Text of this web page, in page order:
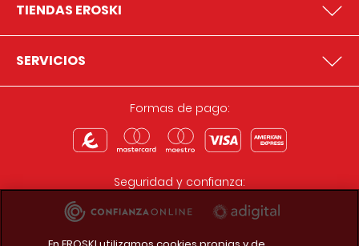
TIENDAS EROSKI
SERVICIOS
Formas de pago:
Seguridad y confianza: